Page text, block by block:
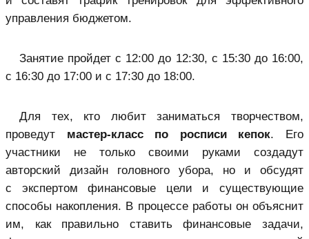
управления бюджетом.
Занятие пройдет с 12:00 до 12:30, с 15:30 до 16:00,
с 16:30 до 17:00 и с 17:30 до 18:00.
Для тех, кто любит заниматься творчеством,
проведут мастер-класс по росписи кепок. Его
участники не только своими руками создадут
авторский дизайн головного убора, но и обсудят
с экспертом финансовые цели и существующие
способы накопления. В процессе работы он объяснит
им, как правильно ставить финансовые задачи,